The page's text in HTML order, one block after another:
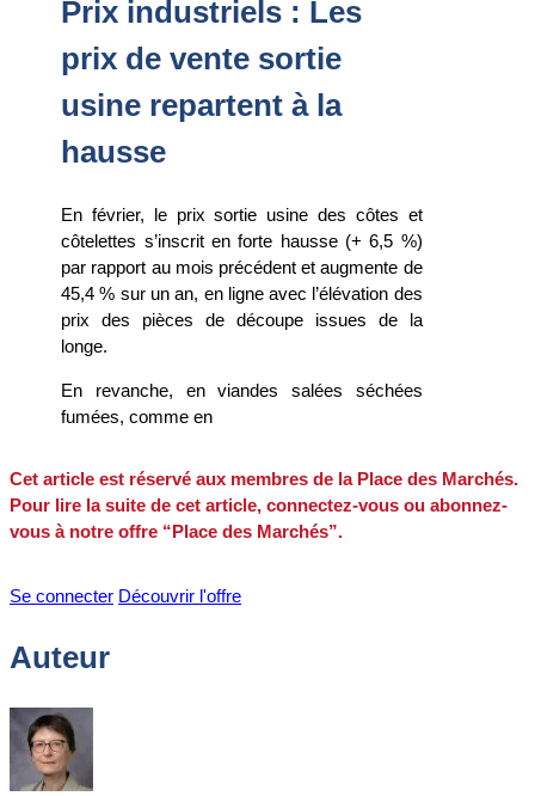
Prix industriels : Les
prix de vente sortie
usine repartent à la
hausse
En février, le prix sortie usine des côtes et
côtelettes s’inscrit en forte hausse (+ 6,5 %)
par rapport au mois précédent et augmente de
45,4 % sur un an, en ligne avec l’élévation des
prix des pièces de découpe issues de la
longe.
En revanche, en viandes salées séchées
fumées, comme en
Cet article est réservé aux membres de la Place des Marchés.
Pour lire la suite de cet article, connectez-vous ou abonnez-
vous à notre offre “Place des Marchés”.
Se connecter Découvrir l'offre
Auteur